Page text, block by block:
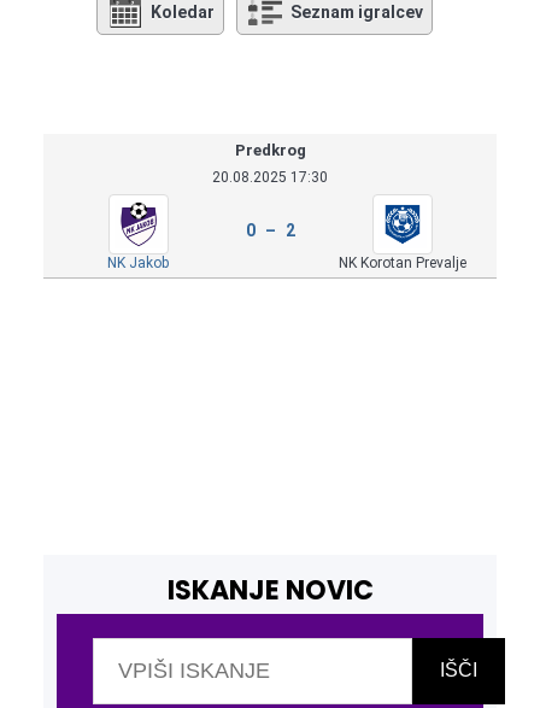
Koledar Seznam igralcev
Predkrog
20.08.2025 17:30
NK Jakob
0 – 2
NK Korotan Prevalje
ISKANJE NOVIC
IŠČI